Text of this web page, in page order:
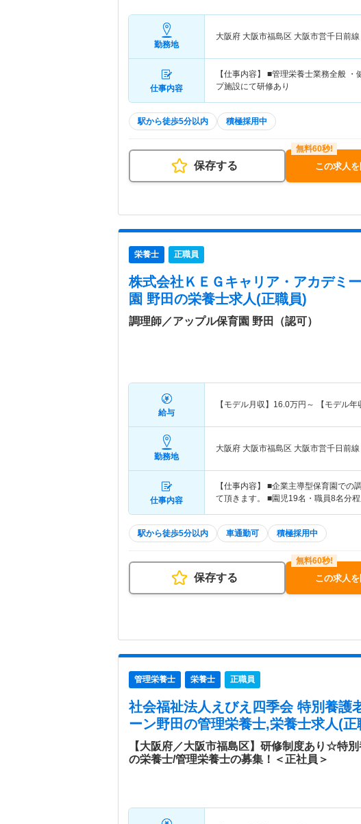
勤務地
大阪府 大阪市福島区 大阪市営千日前
仕事内容
【仕事内容】 ■管理栄養士業務全般
プ施設にて研修あり
駅から徒歩5分以内 積極採用中
保存する この求人
栄養士 正職員
株式会社ＫＥＧキャリア・アカデミ
園 野田の栄養士求人(正職員)
調理師／アップル保育園 野田（認可）
給与
【モデル月収】 16.0万円～ 【モデル年
勤務地
大阪府 大阪市福島区 大阪市営千日前
仕事内容
【仕事内容】 ■企業主導型保育園で
て頂きます。 ■園児19名・職員8名分程
駅から徒歩5分以内 車通勤可 積極採用中
保存する この求人
管理栄養士 栄養士 正職員
社会福祉法人えびえ四季会 特別養護
ーン野田の管理栄養士,栄養士求人(正
【大阪府／大阪市福島区】研修制度あり☆特
の栄養士/管理栄養士の募集！＜正社員＞